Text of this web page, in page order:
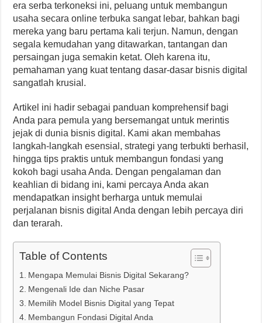
era serba terkoneksi ini, peluang untuk membangun
usaha secara online terbuka sangat lebar, bahkan bagi
mereka yang baru pertama kali terjun. Namun, dengan
segala kemudahan yang ditawarkan, tantangan dan
persaingan juga semakin ketat. Oleh karena itu,
pemahaman yang kuat tentang dasar-dasar bisnis digital
sangatlah krusial.
Artikel ini hadir sebagai panduan komprehensif bagi
Anda para pemula yang bersemangat untuk merintis
jejak di dunia bisnis digital. Kami akan membahas
langkah-langkah esensial, strategi yang terbukti berhasil,
hingga tips praktis untuk membangun fondasi yang
kokoh bagi usaha Anda. Dengan pengalaman dan
keahlian di bidang ini, kami percaya Anda akan
mendapatkan insight berharga untuk memulai
perjalanan bisnis digital Anda dengan lebih percaya diri
dan terarah.
Table of Contents
Mengapa Memulai Bisnis Digital Sekarang?
Mengenali Ide dan Niche Pasar
Memilih Model Bisnis Digital yang Tepat
Membangun Fondasi Digital Anda